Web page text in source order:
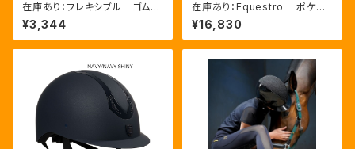
在庫あり：フレキシブル ゴムブ
ラシ（ETS00006）
¥3,344
在庫あり：Equestro ポケット
いっぱいグルーミングバッグ（ET
S02013）
¥16,830